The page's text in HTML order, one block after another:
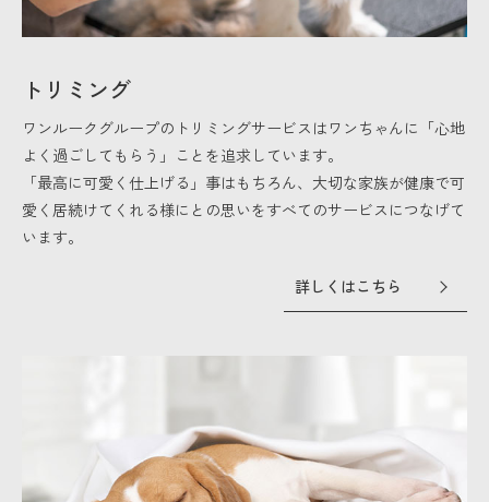
トリミング
ワンルークグループのトリミングサービスはワンちゃんに「心地
よく過ごしてもらう」ことを追求しています。
「最高に可愛く仕上げる」事はもちろん、大切な家族が健康で可
愛く居続けてくれる様にとの思いをすべてのサービスにつなげて
います。
詳しくはこちら